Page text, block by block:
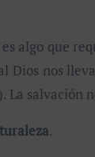
algo que
Dios nos
La salvación
.